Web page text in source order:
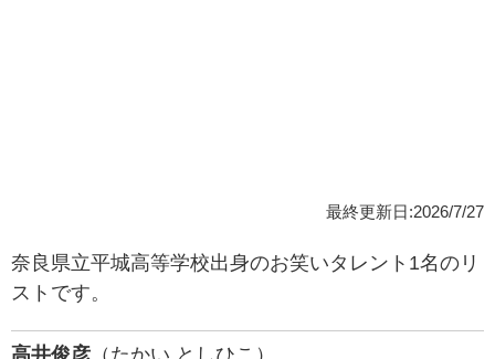
最終更新日:2026/7/27
奈良県立平城高等学校出身のお笑いタレント1名のリ
ストです。
高井俊彦 （たかい としひこ）